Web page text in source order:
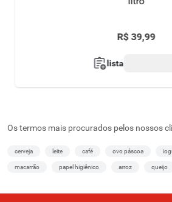
R$ 39,99
lista
Os termos mais procurados pelos nossos
cerveja leite café ovo páscoa
macarrão papel higiênico arroz queijo